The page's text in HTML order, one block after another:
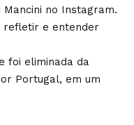
no Instagram.
refletir e entender
foi eliminada da
Portugal, em um